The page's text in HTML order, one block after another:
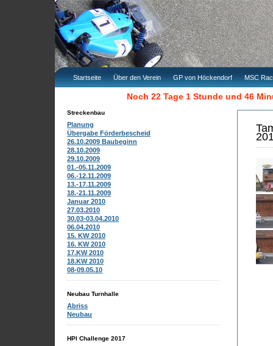
Noch 22 Tage 1 Stunde und 46
Startseite Über den Verein GP von Höckendorf MSC
Streckenbau
Planung
Übergabe Förderbescheid
26.10.2009 Baubeginn
28.10.2009
29.10.2009
01.-05.11.2009
06.-12.11.2009
13.-17.11.2009
18.-21.11.2009
Januar 2010
27.03.2010
30.03-03.04.2010
06.04.2010
15. KW 2010
16. KW 2010
17.KW 2010
18.KW 2010
08-09.05.10
Neubau Turnhalle
Abriss
Neubau
HPI Challenge 2017